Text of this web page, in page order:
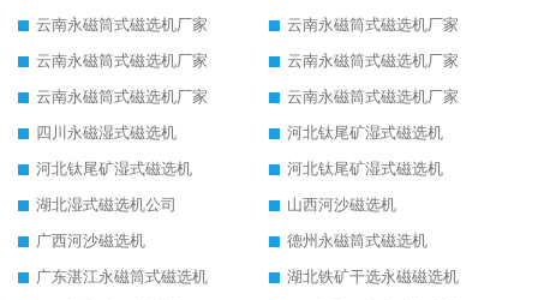
云南永磁筒式磁选机厂家
云南永磁筒式磁选机厂家
云南永磁筒式磁选机厂家
云南永磁筒式磁选机厂家
云南永磁筒式磁选机厂家
云南永磁筒式磁选机厂家
四川永磁湿式磁选机
河北钛尾矿湿式磁选机
河北钛尾矿湿式磁选机
河北钛尾矿湿式磁选机
湖北湿式磁选机公司
山西河沙磁选机
广西河沙磁选机
德州永磁筒式磁选机
广东湛江永磁筒式磁选机
湖北铁矿干选永磁磁选机